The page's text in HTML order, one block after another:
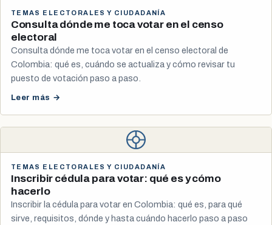
TEMAS ELECTORALES Y CIUDADANÍA
Consulta dónde me toca votar en el censo
electoral
Consulta dónde me toca votar en el censo electoral de
Colombia: qué es, cuándo se actualiza y cómo revisar tu
puesto de votación paso a paso.
Leer más →
TEMAS ELECTORALES Y CIUDADANÍA
Inscribir cédula para votar: qué es y cómo
hacerlo
Inscribir la cédula para votar en Colombia: qué es, para qué
sirve, requisitos, dónde y hasta cuándo hacerlo paso a paso